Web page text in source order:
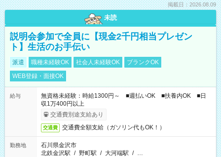
掲載日：2026.08.09
未読
説明会参加で全員に【現金2千円相当プレゼン
ト】生活のお手伝い
派遣 職種未経験OK 社会人未経験OK
ブランクOK
WEB登録・面接OK
給与
無資格未経験：時給1300円～ ■週払いOK ■扶養内OK ■日
収1万400円以上
交通費別途支給あり
交通費 交通費全額支給（ガソリン代もOK！）
勤務地
石川県金沢市
北鉄金沢駅 / 野町駅 / 大河端駅 / …